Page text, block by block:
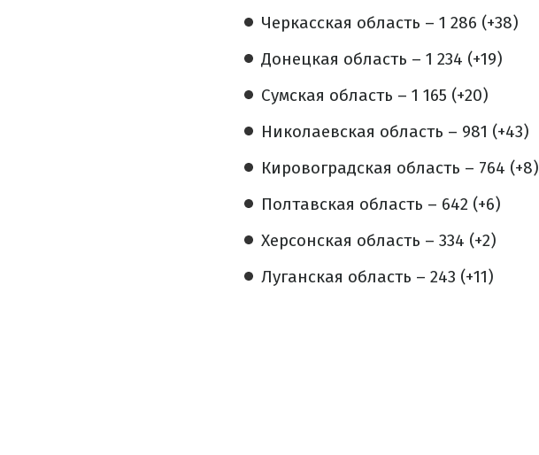
Черкасская область – 1 286 (+38)
Донецкая область – 1 234 (+19)
Сумская область – 1 165 (+20)
Николаевская область – 981 (+43)
Кировоградская область – 764 (+8)
Полтавская область – 642 (+6)
Херсонская область – 334 (+2)
Луганская область – 243 (+11)